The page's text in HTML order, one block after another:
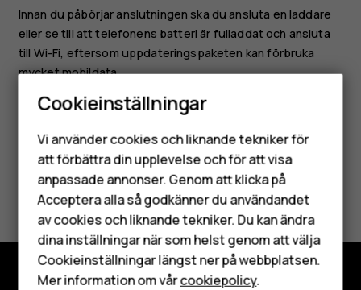
Smartphones
Mobiltelefoner
Tillbehör
HMD Terra M
Surfplattor
Innan du påbörjar anslutningen ska du ansluta en laddare
eller se till att telefonens batteri är fulladdat och ansluta
till Wi-Fi, eftersom uppdateringspaketen kan förbruka
mycket mobildata.
Var detta till hjälp?
Ja Nej
Cookieinställningar
Vi använder cookies och liknande tekniker för
att förbättra din upplevelse och för att visa
anpassade annonser. Genom att klicka på
Acceptera alla så godkänner du användandet
av cookies och liknande tekniker. Du kan ändra
dina inställningar när som helst genom att välja
Cookieinställningar längst ner på webbplatsen.
Mer information om vårcookiepolicy.